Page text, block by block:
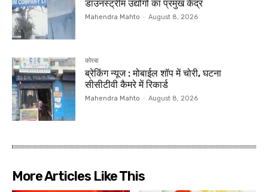
डाउनस्ट्रीम उद्योगों का प्रमुख केंद्र
Mahendra Mahto - August 8, 2026
कोरबा
ब्रेकिंग न्यूज : मोबाईल शॉप में चोरी, घटना
सीसीटीवी कैमरे में रिकार्ड
Mahendra Mahto - August 8, 2026
More Articles Like This